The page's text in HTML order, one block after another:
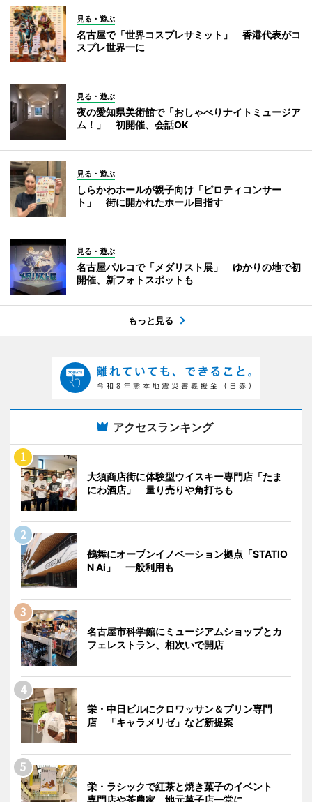
見る・遊ぶ
名古屋で「世界コスプレサミット」 香港代表がコ
スプレ世界一に
見る・遊ぶ
夜の愛知県美術館で「おしゃべりナイトミュージア
ム！」 初開催、会話OK
見る・遊ぶ
しらかわホールが親子向け「ピロティコンサー
ト」 街に開かれたホール目指す
見る・遊ぶ
名古屋パルコで「メダリスト展」 ゆかりの地で初
開催、新フォトスポットも
もっと見る
アクセスランキング
大須商店街に体験型ウイスキー専門店「たま
にわ酒店」 量り売りや角打ちも
鶴舞にオープンイノベーション拠点「STATIO
N Ai」 一般利用も
名古屋市科学館にミュージアムショップとカ
フェレストラン、相次いで開店
栄・中日ビルにクロワッサン＆プリン専門
店 「キャラメリゼ」など新提案
栄・ラシックで紅茶と焼き菓子のイベント